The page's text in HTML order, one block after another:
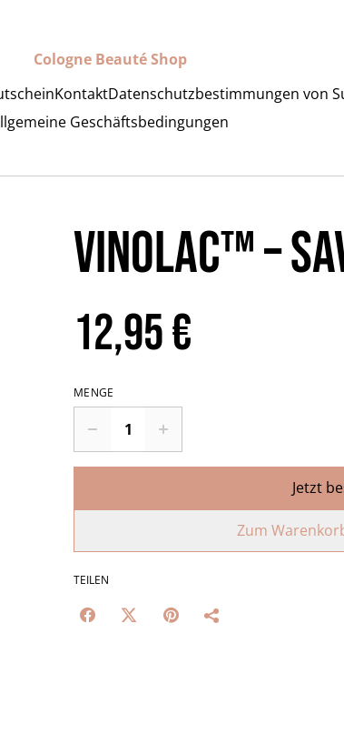
Cologne Beauté Shop
KontaktDatenschutzbestimmungen von
Geschäftsbedingungen
Vinolac™️ –
12,95 €
MENGE
Jetzt
Zum
TEILEN